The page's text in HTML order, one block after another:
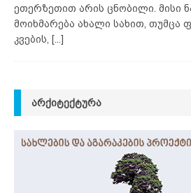
ეთერზეთით არის ცნობილი. მისი
მოიხმარება ახალი სახით, თუმცა
კვების, [...]
ᲐᲠᲥᲘᲢᲔᲥᲢᲣᲠᲐ